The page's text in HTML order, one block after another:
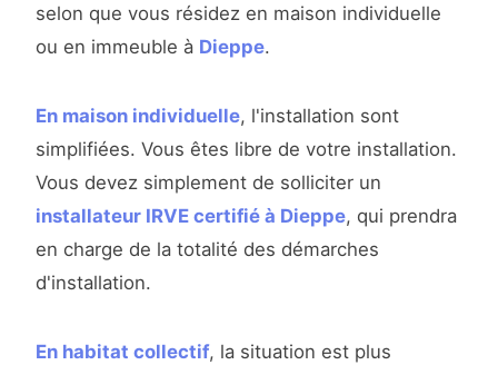
selon que vous résidez en maison individuelle
ou en immeuble à Dieppe.
En maison individuelle, l'installation sont
simplifiées. Vous êtes libre de votre installation.
Vous devez simplement de solliciter un
installateur IRVE certifié à Dieppe, qui prendra
en charge de la totalité des démarches
d'installation.
En habitat collectif, la situation est plus